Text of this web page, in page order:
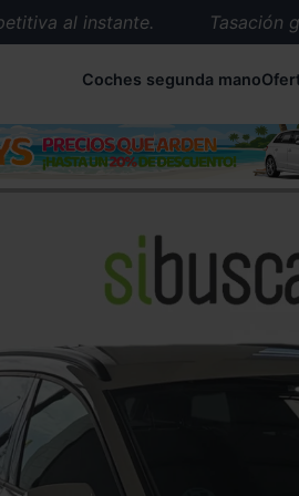
al instante.
Tasación
Más de
Recogemos tu
Coches segunda mano